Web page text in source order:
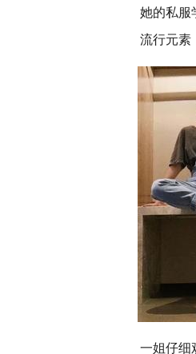
她的私服
流行元素
一姐仔细